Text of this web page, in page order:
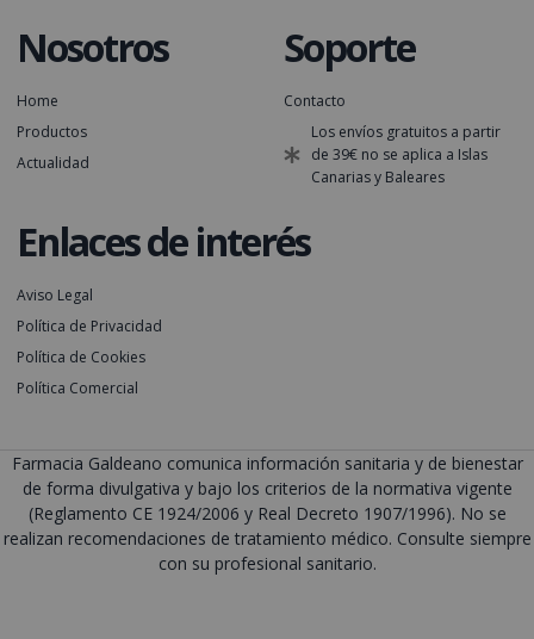
Nosotros
Home
Productos
Actualidad
Soporte
Contacto
Los envíos gratuitos a partir
de 39€ no se aplica a Islas
Canarias y Baleares
Enlaces de interés
Aviso Legal
Política de Privacidad
Política de Cookies
Política Comercial
Farmacia Galdeano comunica información sanitaria y de bienestar
de forma divulgativa y bajo los criterios de la normativa vigente
(Reglamento CE 1924/2006 y Real Decreto 1907/1996). No se
realizan recomendaciones de tratamiento médico. Consulte siempre
con su profesional sanitario.